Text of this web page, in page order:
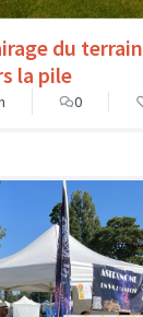
du terrain
la pile
0